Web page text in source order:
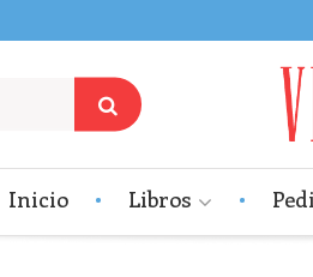
Inicio Libros